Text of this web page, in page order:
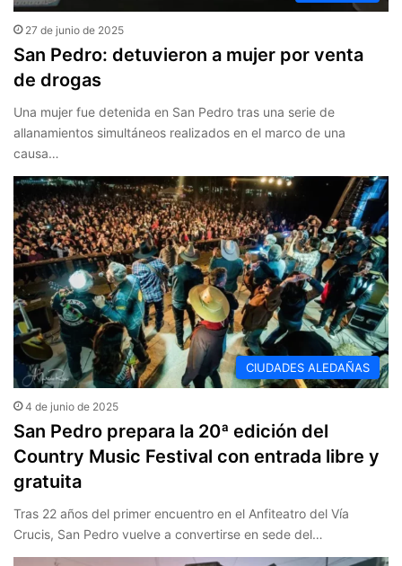
27 de junio de 2025
San Pedro: detuvieron a mujer por venta
de drogas
Una mujer fue detenida en San Pedro tras una serie de
allanamientos simultáneos realizados en el marco de una
causa…
CIUDADES ALEDAÑAS
4 de junio de 2025
San Pedro prepara la 20ª edición del
Country Music Festival con entrada libre y
gratuita
Tras 22 años del primer encuentro en el Anfiteatro del Vía
Crucis, San Pedro vuelve a convertirse en sede del…